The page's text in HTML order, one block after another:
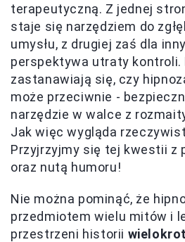
terapeutyczną. Z jednej
staje się narzędziem do
umysłu, z drugiej zaś dla
perspektywa utraty kontroli.
zastanawiają się, czy
może przeciwnie -
narzędzie w walce z
Jak więc wygląda
Przyjrzyjmy się tej kwestii z
oraz nutą humoru!
Nie można pominąć, że
przedmiotem wielu mitów i
przestrzeni historii